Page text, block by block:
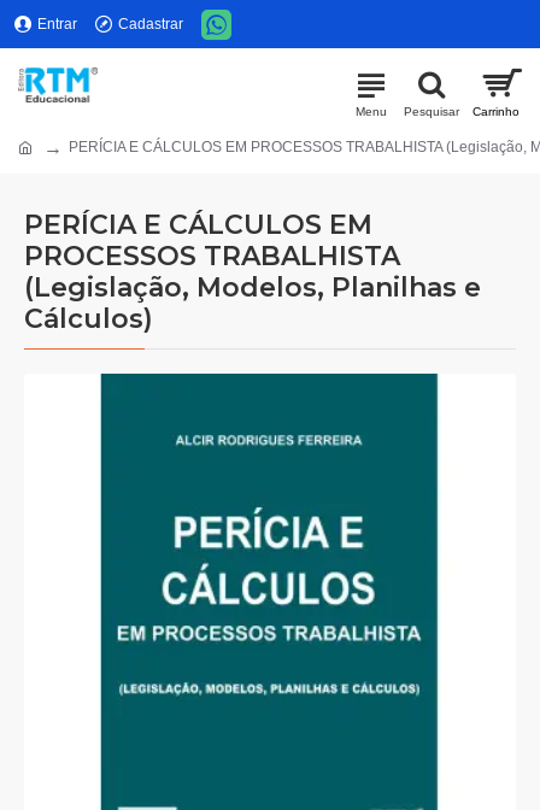
Entrar Cadastrar
PERÍCIA E CÁLCULOS EM PROCESSOS TRABALHISTA (Legislação,
PERÍCIA E CÁLCULOS EM
PROCESSOS TRABALHISTA
(Legislação, Modelos, Planilhas e
Cálculos)